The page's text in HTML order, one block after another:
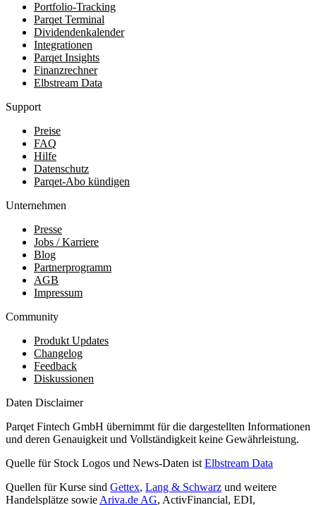
Portfolio-Tracking
Parqet Terminal
Dividendenkalender
Integrationen
Parqet Insights
Finanzrechner
Elbstream Data
Support
Preise
FAQ
Hilfe
Datenschutz
Parqet-Abo kündigen
Unternehmen
Presse
Jobs / Karriere
Blog
Partnerprogramm
AGB
Impressum
Community
Produkt Updates
Changelog
Feedback
Diskussionen
Daten Disclaimer
Parqet Fintech GmbH übernimmt für die dargestellten Informationen
und deren Genauigkeit und Vollständigkeit keine Gewährleistung.
Quelle für Stock Logos und News-Daten ist Elbstream Data
Quellen für Kurse sind Gettex, Lang & Schwarz und weitere
Handelsplätze sowie Ariva.de AG, ActivFinancial, EDI,